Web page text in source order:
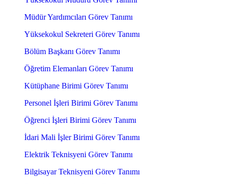
Müdür Yardımcıları Görev Tanımı
Yüksekokul Sekreteri Görev Tanımı
Bölüm Başkanı Görev Tanımı
Öğretim Elemanları Görev Tanımı
Kütüphane Birimi Görev Tanımı
Personel İşleri Birimi Görev Tanımı
Öğrenci İşleri Birimi Görev Tanımı
İdari Mali İşler Birimi Görev Tanımı
Elektrik Teknisyeni Görev Tanımı
Bilgisayar Teknisyeni Görev Tanımı